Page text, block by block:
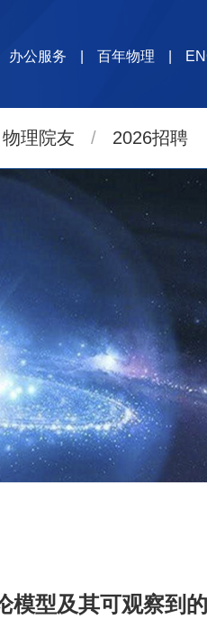
办公服务 百年物理
物理院友 / 2026招聘
模型及其可观察到